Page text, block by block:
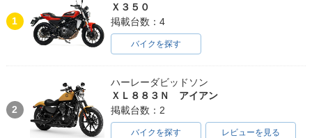
1
Ｘ３５０
掲載台数：4
バイクを探す
2
ハーレーダビッドソン
ＸＬ８８３Ｎ アイアン
掲載台数：2
バイクを探す レビューを見る